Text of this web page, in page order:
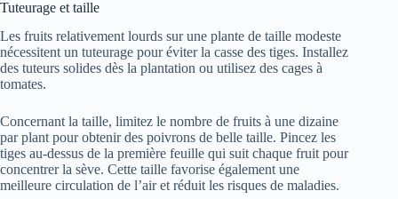
Tuteurage et taille
Les fruits relativement lourds sur une plante de taille modeste
nécessitent un tuteurage pour éviter la casse des tiges. Installez
des tuteurs solides dès la plantation ou utilisez des cages à
tomates.
Concernant la taille, limitez le nombre de fruits à une dizaine
par plant pour obtenir des poivrons de belle taille. Pincez les
tiges au-dessus de la première feuille qui suit chaque fruit pour
concentrer la sève. Cette taille favorise également une
meilleure circulation de l’air et réduit les risques de maladies.